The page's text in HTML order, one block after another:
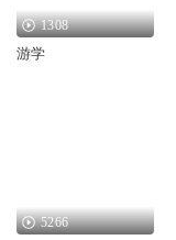
1308
游学
5266